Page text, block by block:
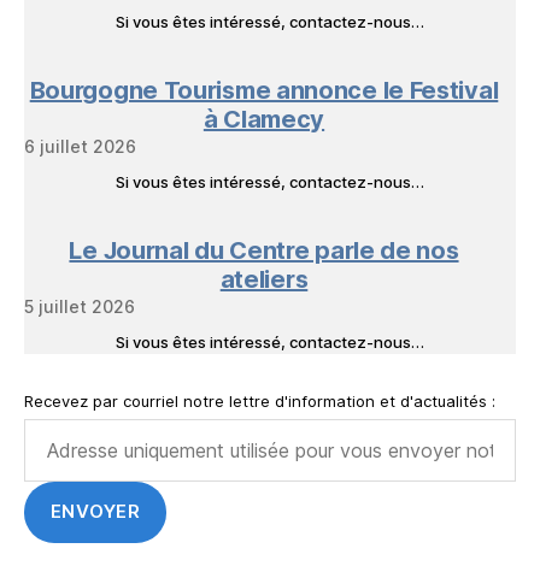
Si vous êtes intéressé, contactez-nous…
Bourgogne Tourisme annonce le Festival
à Clamecy
6 juillet 2026
Si vous êtes intéressé, contactez-nous…
Le Journal du Centre parle de nos
ateliers
5 juillet 2026
Si vous êtes intéressé, contactez-nous…
Recevez par courriel notre lettre d'information et d'actualités :